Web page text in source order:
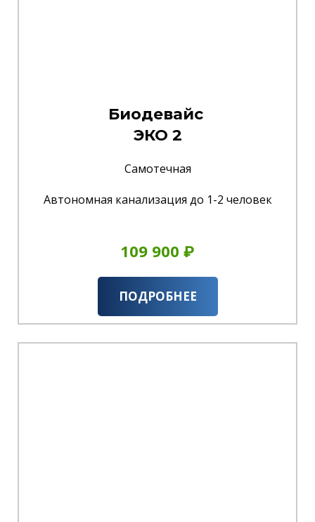
Биодевайс
ЭКО 2
Самотечная
Автономная канализация до 1-2 человек
109 900 ₽
ПОДРОБНЕЕ